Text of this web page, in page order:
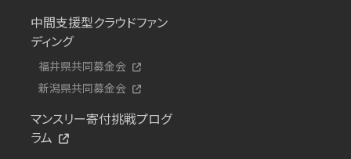
中間支援型クラウドファン
ディング
福井県共同募金会
新潟県共同募金会
マンスリー寄付挑戦プログ
ラム